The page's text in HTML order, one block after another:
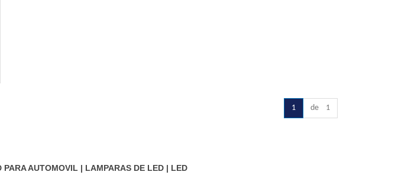
1 de 1
PARA AUTOMOVIL | LAMPARAS DE LED | LED